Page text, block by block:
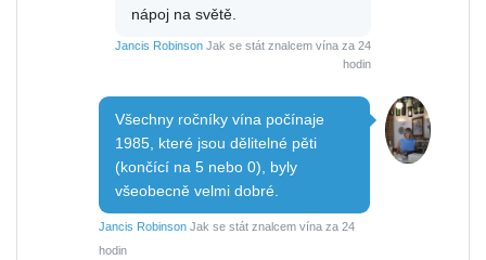
nápoj na světě.
Jancis Robinson Jak se stát znalcem vína za 24
hodin
Všechny ročníky vína počínaje
1985, které jsou dělitelné pěti
(končící na 5 nebo 0), byly
všeobecně velmi dobré.
Jancis Robinson Jak se stát znalcem vína za 24
hodin